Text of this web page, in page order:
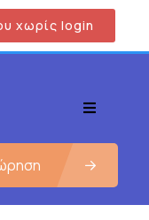
χωρίς login